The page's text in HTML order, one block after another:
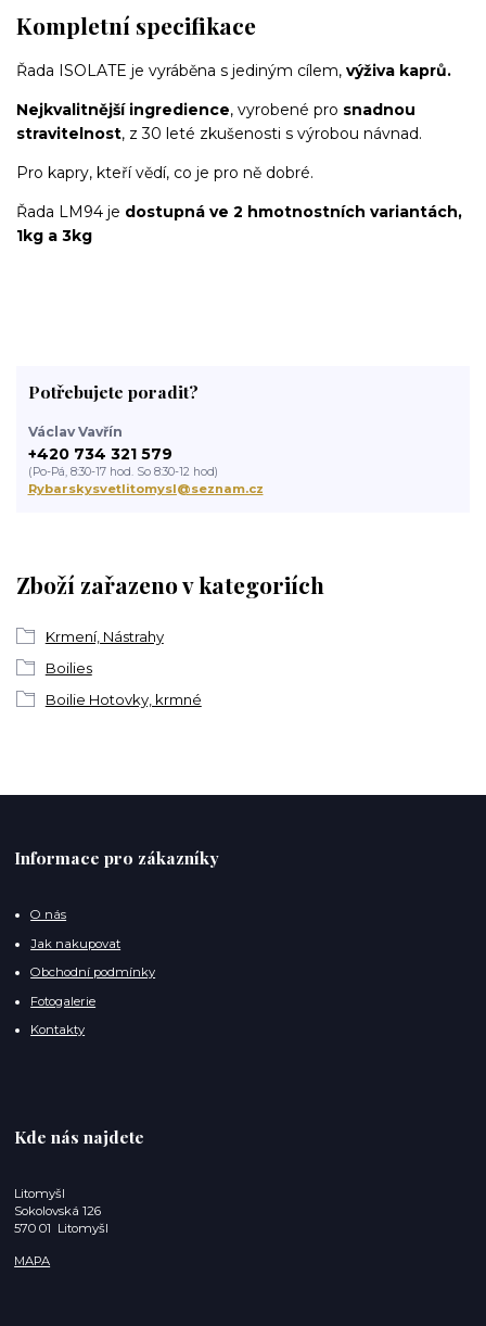
Kompletní specifikace
Řada ISOLATE je vyráběna s jediným cílem, výživa kaprů.
Nejkvalitnější ingredience, vyrobené pro snadnou
stravitelnost, z 30 leté zkušenosti s výrobou návnad.
Pro kapry, kteří vědí, co je pro ně dobré.
Řada LM94 je dostupná ve 2 hmotnostních variantách,
1kg a 3kg
Zboží zařazeno v kategoriích
Krmení, Nástrahy
Boilies
Boilie Hotovky, krmné
Potřebujete poradit?
Václav Vavřín
+420 734 321 579
(Po-Pá, 8:30-17 hod. So 8:30-12 hod)
Rybarskysvetlitomysl@seznam.cz
Informace pro zákazníky
O nás
Jak nakupovat
Obchodní podmínky
Fotogalerie
Kontakty
Kde nás najdete
Litomyšl
Sokolovská 126
570 01 Litomyšl
MAPA